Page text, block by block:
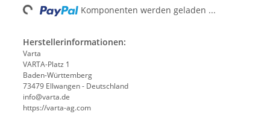
Komponenten werden geladen ...
Herstellerinformationen:
Varta
VARTA-Platz 1
Baden-Württemberg
73479 Ellwangen - Deutschland
info@varta.de
https://varta-ag.com